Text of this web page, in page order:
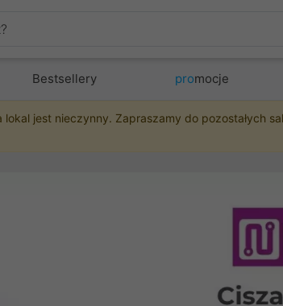
Bestsellery promocje
lokal jest nieczynny. Zapraszamy do pozostałych